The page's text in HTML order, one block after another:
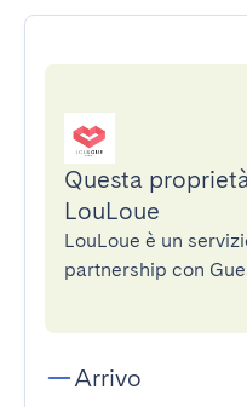
Questa
LouLoue
LouLoue è un
partnership con
Arrivo